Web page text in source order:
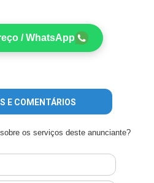
/ WhatsApp
E COMENTÁRIOS
os serviços deste anunciante?